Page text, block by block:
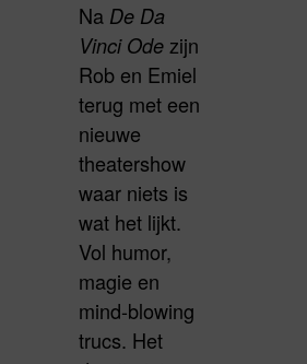
Na De Da
Vinci Ode zijn
Rob en Emiel
terug met een
nieuwe
theatershow
waar niets is
wat het lijkt.
Vol humor,
magie en
mind-blowing
trucs. Het